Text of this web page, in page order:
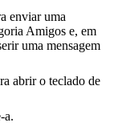
enviar uma
Amigos e, em
uma mensagem
abrir o teclado de
a.